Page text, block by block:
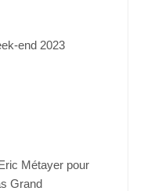
end 2023
Métayer pour
Grand